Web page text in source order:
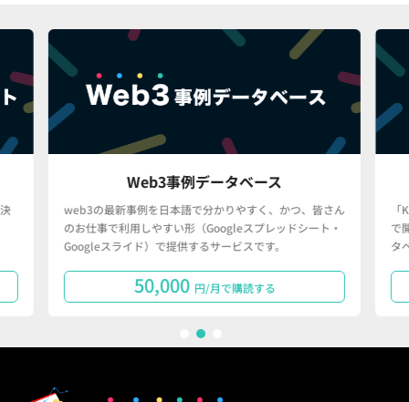
Web3事例データベース
web3の最新事例を日本語で分かりやすく、かつ、皆さん
のお仕事で利用しやすい形（Googleスプレッドシート・
Googleスライド）で提供するサービスです。
50,000 円/月で購読する
で
タ